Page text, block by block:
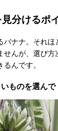
分けるポ
バナナ。それほ
せんが、選び方
んです。
ものを選んで